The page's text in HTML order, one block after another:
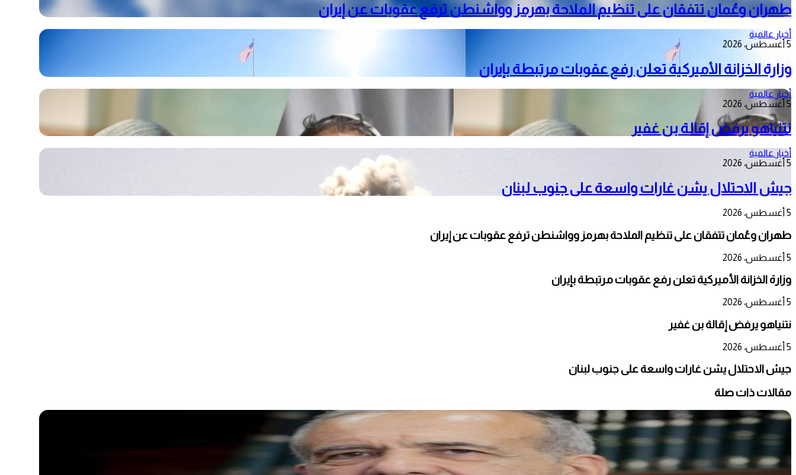
طهران وعُمان تتفقان على تنظيم الملاحة بهرمز وواشنطن ترفع عقوبات عن إيران
أخبار عالمية
5 أغسطس، 2026
وزارة الخزانة الأميركية تعلن رفع عقوبات مرتبطة بإيران
أخبار عالمية
5 أغسطس، 2026
نتنياهو يرفض إقالة بن غفير
أخبار عالمية
5 أغسطس، 2026
جيش الاحتلال يشن غارات واسعة على جنوب لبنان
5 أغسطس، 2026
طهران وعُمان تتفقان على تنظيم الملاحة بهرمز وواشنطن ترفع عقوبات عن إيران
5 أغسطس، 2026
وزارة الخزانة الأميركية تعلن رفع عقوبات مرتبطة بإيران
5 أغسطس، 2026
نتنياهو يرفض إقالة بن غفير
5 أغسطس، 2026
جيش الاحتلال يشن غارات واسعة على جنوب لبنان
مقالات ذات صلة